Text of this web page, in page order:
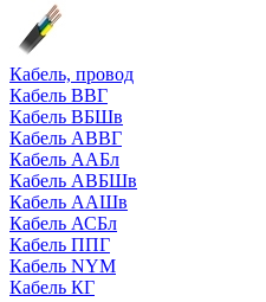
Кабель, провод
Кабель ВВГ
Кабель ВБШв
Кабель АВВГ
Кабель ААБл
Кабель АВБШв
Кабель ААШв
Кабель АСБл
Кабель ППГ
Кабель NYM
Кабель КГ